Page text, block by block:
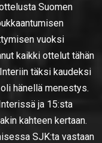
Suomen
vuoksi
kaikki ottelut tähän
täksi kaudeksi
hänellä menestys.
ja 15:sta
kahteen kertaan.
SJK:ta vastaan